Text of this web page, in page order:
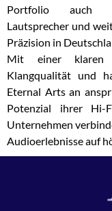
Portfolio auch
Lautsprecher und
Präzision in
Mit einer klaren
Klangqualität und
Eternal Arts an
Potenzial ihrer Hi-
Unternehmen
Audioerlebnisse auf